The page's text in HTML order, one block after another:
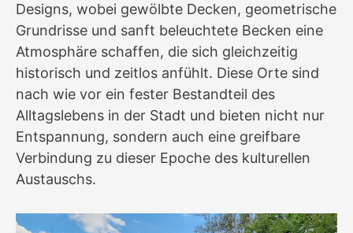
Designs, wobei gewölbte Decken, geometrische
Grundrisse und sanft beleuchtete Becken eine
Atmosphäre schaffen, die sich gleichzeitig
historisch und zeitlos anfühlt. Diese Orte sind
nach wie vor ein fester Bestandteil des
Alltagslebens in der Stadt und bieten nicht nur
Entspannung, sondern auch eine greifbare
Verbindung zu dieser Epoche des kulturellen
Austauschs.